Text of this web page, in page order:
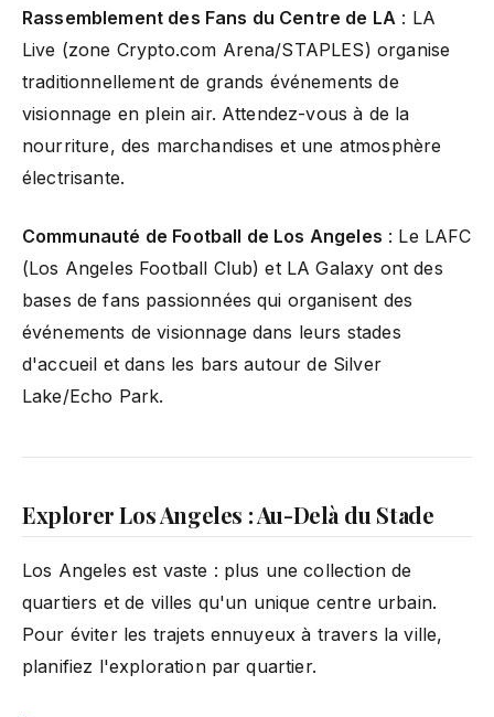
Rassemblement des Fans du Centre de LA : LA
Live (zone Crypto.com Arena/STAPLES) organise
traditionnellement de grands événements de
visionnage en plein air. Attendez-vous à de la
nourriture, des marchandises et une atmosphère
électrisante.
Communauté de Football de Los Angeles : Le LAFC
(Los Angeles Football Club) et LA Galaxy ont des
bases de fans passionnées qui organisent des
événements de visionnage dans leurs stades
d'accueil et dans les bars autour de Silver
Lake/Echo Park.
Explorer Los Angeles : Au-Delà du Stade
Los Angeles est vaste : plus une collection de
quartiers et de villes qu'un unique centre urbain.
Pour éviter les trajets ennuyeux à travers la ville,
planifiez l'exploration par quartier.